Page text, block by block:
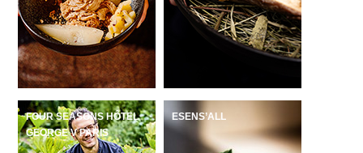
FOUR SEASONS HÔTEL
GEORGE V PARIS
ESENS’ALL